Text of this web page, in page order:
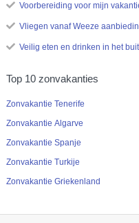
Voorbereiding voor mijn
Vliegen vanaf Weeze
Veilig eten en drinken in het
Top 10 zonvakanties
Zonvakantie Tenerife
Zonvakantie Algarve
Zonvakantie Spanje
Zonvakantie Turkije
Zonvakantie Griekenland